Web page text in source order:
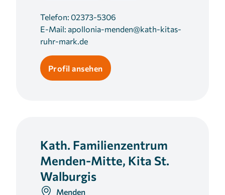
Telefon: 02373-5306
E-Mail: apollonia-menden@kath-kitas-
ruhr-mark.de
Profil ansehen
Kath. Familienzentrum
Menden-Mitte, Kita St.
Walburgis
Menden